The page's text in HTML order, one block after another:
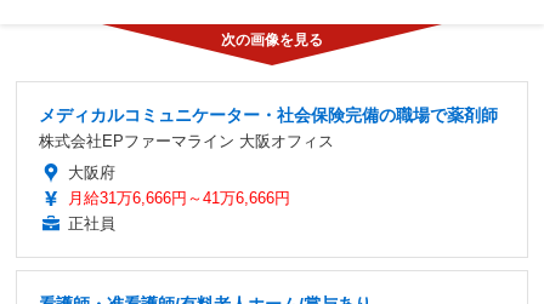
メディカルコミュニケーター・社会保険完備の職場で薬剤師
株式会社EPファーマライン 大阪オフィス
大阪府
月給31万6,666円～41万6,666円
正社員